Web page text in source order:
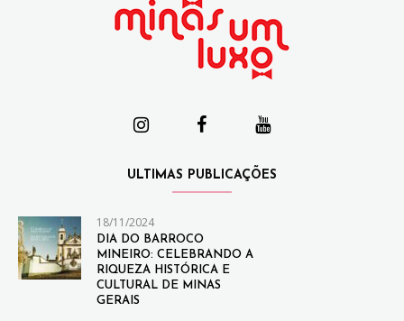
ULTIMAS PUBLICAÇÕES
18/11/2024
DIA DO BARROCO
MINEIRO: CELEBRANDO A
RIQUEZA HISTÓRICA E
CULTURAL DE MINAS
GERAIS